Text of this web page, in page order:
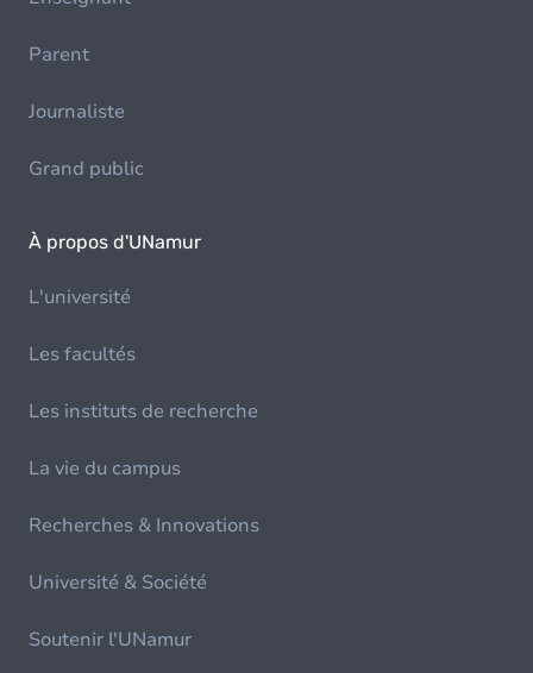
Parent
Journaliste
Grand public
À propos d'UNamur
L'université
Les facultés
Les instituts de recherche
La vie du campus
Recherches & Innovations
Université & Société
Soutenir l'UNamur